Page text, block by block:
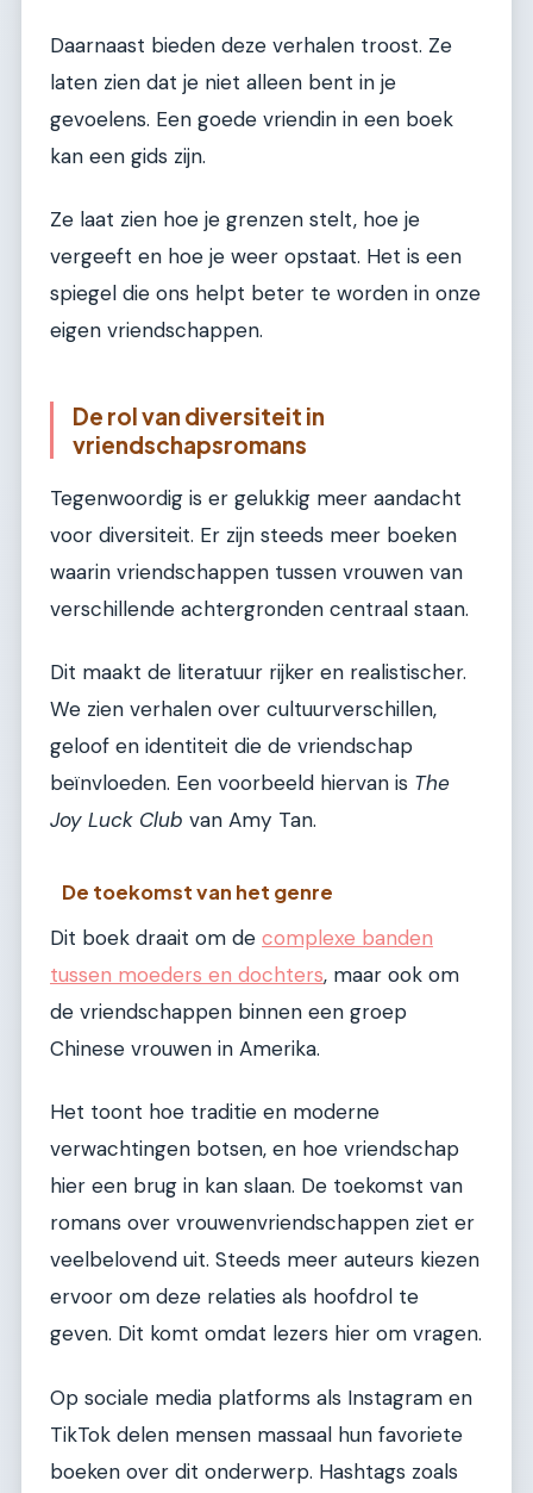
Daarnaast bieden deze verhalen troost. Ze
laten zien dat je niet alleen bent in je
gevoelens. Een goede vriendin in een boek
kan een gids zijn.
Ze laat zien hoe je grenzen stelt, hoe je
vergeeft en hoe je weer opstaat. Het is een
spiegel die ons helpt beter te worden in onze
eigen vriendschappen.
De rol van diversiteit in
vriendschapsromans
Tegenwoordig is er gelukkig meer aandacht
voor diversiteit. Er zijn steeds meer boeken
waarin vriendschappen tussen vrouwen van
verschillende achtergronden centraal staan.
Dit maakt de literatuur rijker en realistischer.
We zien verhalen over cultuurverschillen,
geloof en identiteit die de vriendschap
beïnvloeden. Een voorbeeld hiervan is The
Joy Luck Club van Amy Tan.
De toekomst van het genre
Dit boek draait om de complexe banden
tussen moeders en dochters, maar ook om
de vriendschappen binnen een groep
Chinese vrouwen in Amerika.
Het toont hoe traditie en moderne
verwachtingen botsen, en hoe vriendschap
hier een brug in kan slaan. De toekomst van
romans over vrouwenvriendschappen ziet er
veelbelovend uit. Steeds meer auteurs kiezen
ervoor om deze relaties als hoofdrol te
geven. Dit komt omdat lezers hier om vragen.
Op sociale media platforms als Instagram en
TikTok delen mensen massaal hun favoriete
boeken over dit onderwerp. Hashtags zoals